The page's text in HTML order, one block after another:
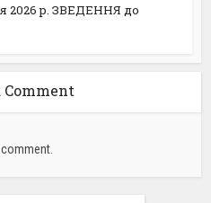
2026 р. ЗВЕДЕННЯ до
Comment